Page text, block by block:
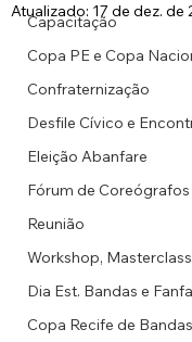
Capacitação
Copa PE e Copa
Confraternização
Desfile Cívico e
Eleição Abanfare
Fórum de
Reunião
Workshop, Masterclass
Dia Est. Bandas e
Copa Recife de
Atualizado: 17 de dez. de